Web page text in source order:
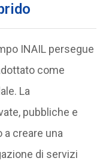
INAIL persegue
come
La
pubbliche e
a creare una
di servizi